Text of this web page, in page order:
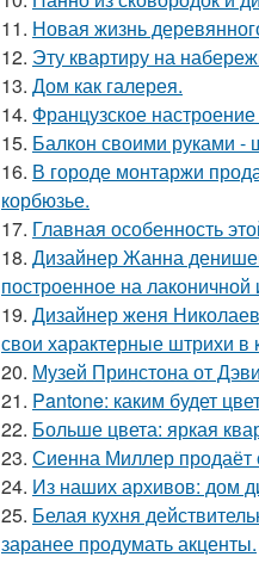
11. Новая жизнь
12. Эту квартиру на
13. Дом как галерея.
14. Французское
15. Балкон своими руками -
16. В городе монтаржи
корбюзье.
17. Главная особенность
18. Дизайнер Жанна
построенное на
19. Дизайнер женя
свои характерные штрихи в
20. Музей Принстона от
21. Pantone: каким будет
22. Больше цвета: яркая
23. Сиенна Миллер продаёт
24. Из наших архивов: дом
25. Белая кухня
заранее продумать акценты.